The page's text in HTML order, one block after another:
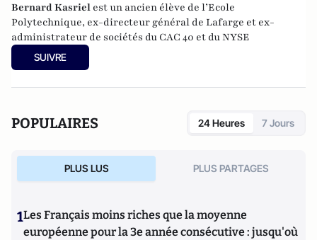
Bernard Kasriel est un ancien élève de l’Ecole
Polytechnique, ex-directeur général de Lafarge et ex-
administrateur de sociétés du CAC 40 et du NYSE
SUIVRE
POPULAIRES 24 Heures 7 Jours
PLUS LUS PLUS PARTAGES
1Les Français moins riches que la moyenne
européenne pour la 3e année consécutive : jusqu'où